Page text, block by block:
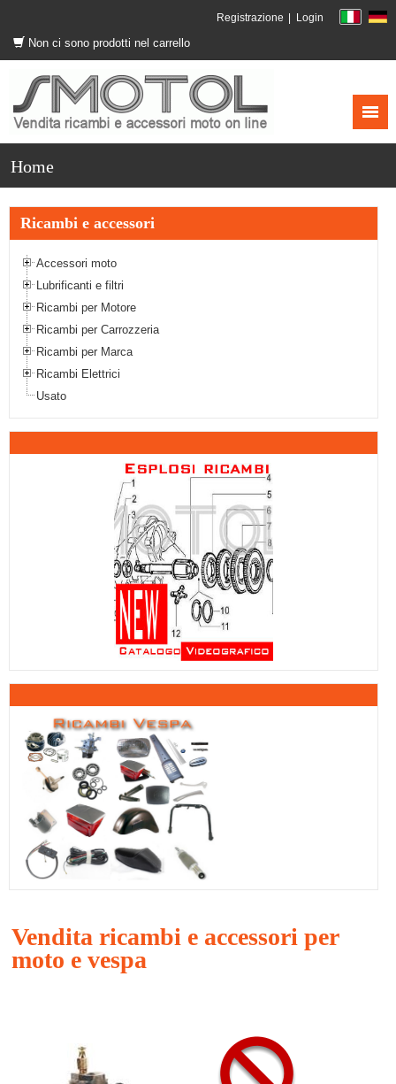
Registrazione Login
Non ci sono prodotti nel carrello
Home
Ricambi e accessori
Accessori moto
Lubrificanti e filtri
Ricambi per Motore
Ricambi per Carrozzeria
Ricambi per Marca
Ricambi Elettrici
Usato
Vendita ricambi e accessori per
moto e vespa